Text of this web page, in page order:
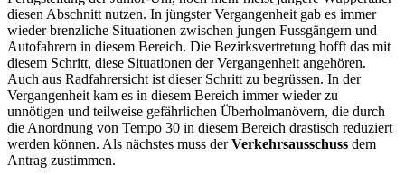
diesen Abschnitt nutzen. In jüngster Vergangenheit gab es immer
wieder brenzliche Situationen zwischen jungen Fussgängern und
Autofahrern in diesem Bereich. Die Bezirksvertretung hofft das mit
diesem Schritt, diese Situationen der Vergangenheit angehören.
Auch aus Radfahrersicht ist dieser Schritt zu begrüssen. In der
Vergangenheit kam es in diesem Bereich immer wieder zu
unnötigen und teilweise gefährlichen Überholmanövern, die durch
die Anordnung von Tempo 30 in diesem Bereich drastisch reduziert
werden können. Als nächstes muss derVerkehrsausschuss dem
Antrag zustimmen.